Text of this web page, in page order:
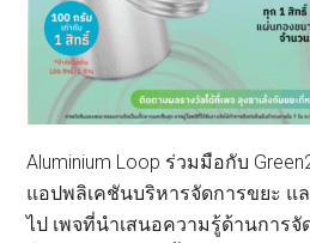
Aluminium Loop ร่วมมือกับ
แอปพลิเคชันบริหารจัดการขยะ แ
ไป เพจที่นำเสนอความรู้ด้านการจั